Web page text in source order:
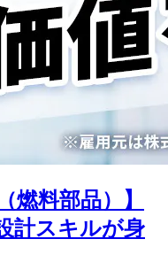
燃料部品）】
計スキルが身